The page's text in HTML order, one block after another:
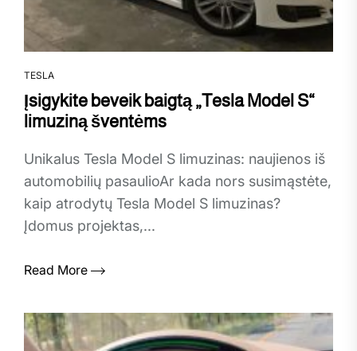
TESLA
Įsigykite beveik baigtą „Tesla Model S“
limuziną šventėms
Unikalus Tesla Model S limuzinas: naujienos iš
automobilių pasaulioAr kada nors susimąstėte,
kaip atrodytų Tesla Model S limuzinas?
Įdomus projektas,...
Read More